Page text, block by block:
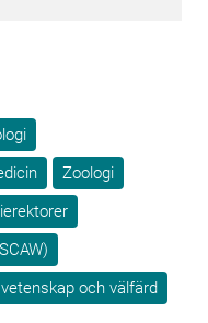
Zoologi
och välfärd